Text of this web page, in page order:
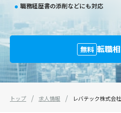
職務経歴書の添削などにも対応
無料 転職
トップ 求人情報 レバテック株式会